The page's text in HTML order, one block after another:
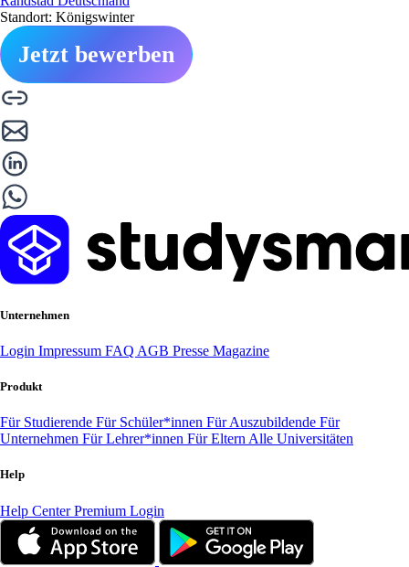
Standort: Königswinter
Jetzt bewerben
Unternehmen
Login Impressum FAQ AGB Presse Magazine
Produkt
Für Studierende Für Schüler*innen Für Auszubildende Für
Unternehmen Für Lehrer*innen Für Eltern Alle Universitäten
Help
Help CenterPremium Login